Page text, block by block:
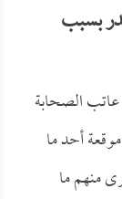
بسبب
عاتب الصحابة
أحد ما
منهم ما